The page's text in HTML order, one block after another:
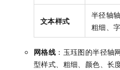
文本样式
半径轴
粗细、
网格线 ：玉珏图的半径轴
型样式、粗细、颜色、长